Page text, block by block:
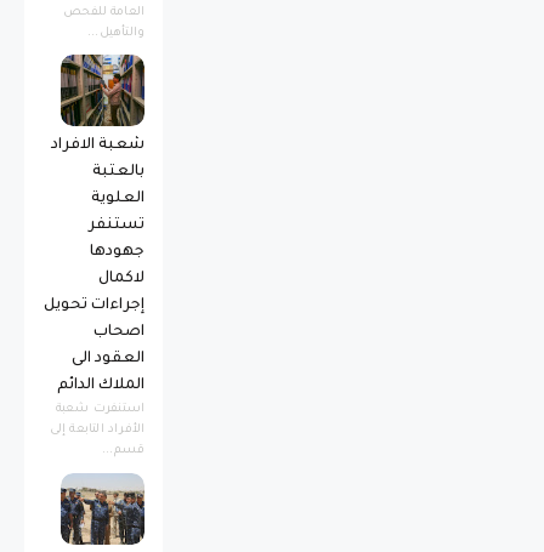
العامة للفحص
والتأهيل...
شعبة الافراد
بالعتبة
العلوية
تستنفر
جهودها
لاكمال
إجراءات تحويل
اصحاب
العقود الى
الملاك الدائم
استنفرت شعبة
الأفراد التابعة إلى
قسم...